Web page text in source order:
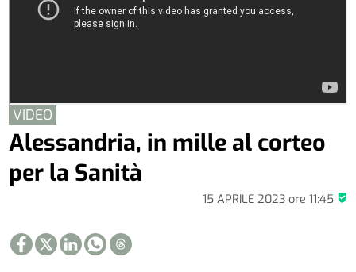
15 APRILE 2023 ore 11:45
VIDEO
Alessandria, in mille al corteo
per la Sanità